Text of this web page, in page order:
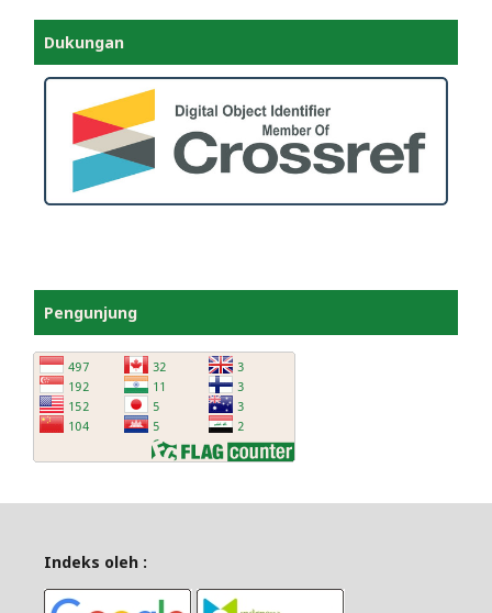
Dukungan
Pengunjung
Indeks oleh :